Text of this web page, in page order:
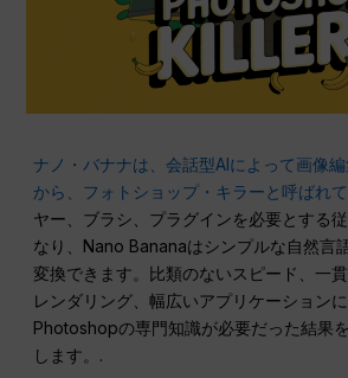
ナノ・バナナは、会話型AIによって画像
から、フォトショップ・キラーと呼ばれ
ヤー、ブラシ、プラグインを必要とする
なり、Nano Bananaはシンプルな自然言
変換できます。比類のないスピード、一
レンダリング、幅広いアプリケーション
Photoshopの専門知識が必要だった結果
します。.